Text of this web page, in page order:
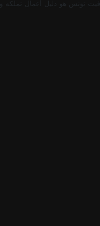
تونس هو دليل أعمال تملكه